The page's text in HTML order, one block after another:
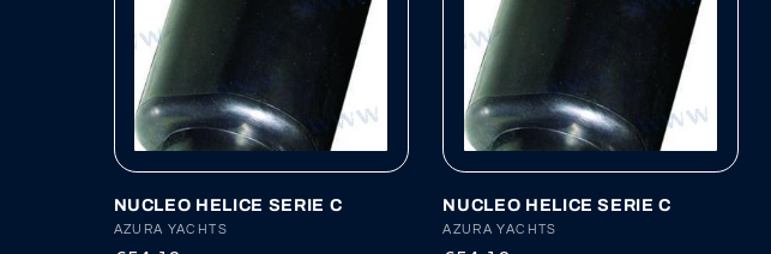
NUCLEO HELICE SERIE C
Proveedor:
AZURA YACHTS
NUCLEO HELICE SERIE C
Proveedor:
AZURA YACHTS